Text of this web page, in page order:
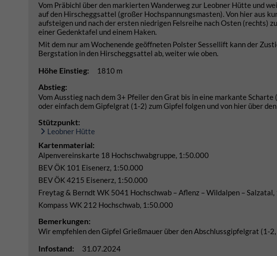
Vom Präbichl über den markierten Wanderweg zur Leobner Hütte und
auf den Hirscheggsattel (großer Hochspannungsmasten). Von hier aus
aufsteigen und nach der ersten niedrigen Felsreihe nach Osten (rechts)
einer Gedenktafel und einem Haken.
Mit dem nur am Wochenende geöffneten Polster Sessellift kann der
Bergstation in den Hirscheggsattel ab, weiter wie oben.
Höhe Einstieg: 1810 m
Abstieg:
Vom Ausstieg nach dem 3+ Pfeiler den Grat bis in eine markante
oder einfach dem Gipfelgrat (1-2) zum Gipfel folgen und von hier über
Stützpunkt:
Leobner Hütte
Kartenmaterial:
Alpenvereinskarte 18 Hochschwabgruppe, 1:50.000
BEV ÖK 101 Eisenerz, 1:50.000
BEV ÖK 4215 Eisenerz, 1:50.000
Freytag & Berndt WK 5041 Hochschwab – Aflenz – Wildalpen –
Kompass WK 212 Hochschwab, 1:50.000
Bemerkungen:
Wir empfehlen den Gipfel Grießmauer über den Abschlussgipfelgrat (1-
Infostand: 31.07.2024